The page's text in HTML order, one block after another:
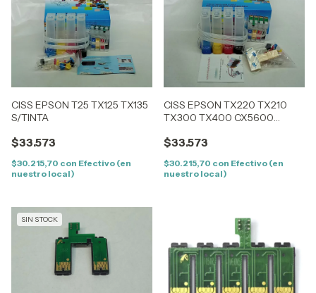
CISS EPSON T25 TX125 TX135
S/TINTA
$33.573
$30.215,70 con Efectivo (en
nuestro local)
CISS EPSON TX220 TX210
TX300 TX400 CX5600
$33.573
$30.215,70 con Efectivo (en
nuestro local)
SIN STOCK